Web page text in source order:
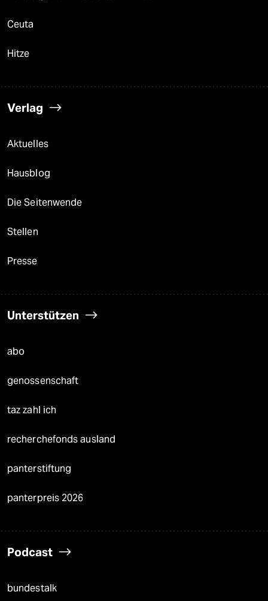
Ceuta
Hitze
Verlag
Aktuelles
Hausblog
Die Seitenwende
Stellen
Presse
Unterstützen
abo
genossenschaft
taz zahl ich
recherchefonds ausland
panterstiftung
panterpreis 2026
Podcast
bundestalk